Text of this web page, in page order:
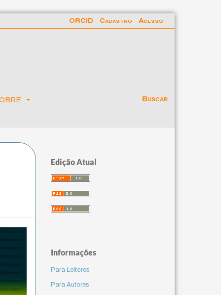
Buscar
ORCID Cadastro Acesso
Edição Atual
Informações
Para Leitores
Para Autores